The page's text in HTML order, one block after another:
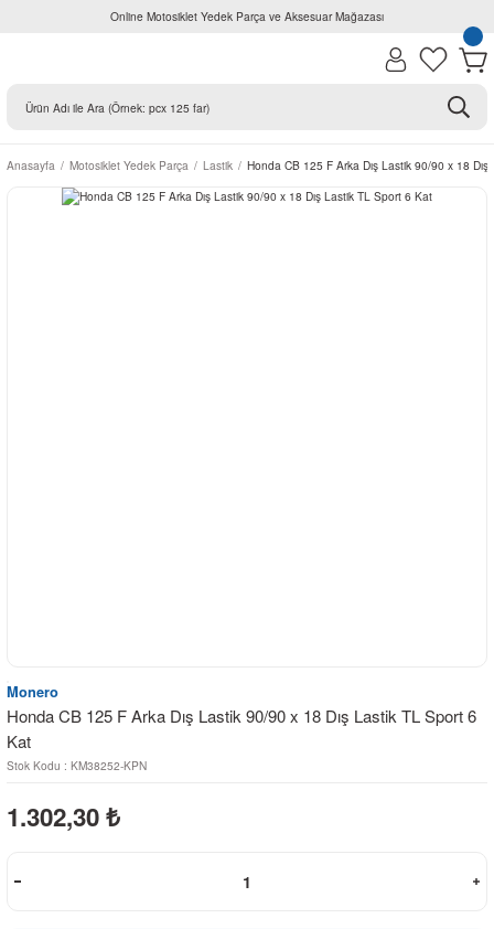
Online Motosiklet Yedek Parça ve Aksesuar Mağazası
Anasayfa Motosiklet Yedek Parça Lastik Honda CB 125 F Arka Dış Lastik 90/90 x 18
Monero
Honda CB 125 F Arka Dış Lastik 90/90 x 18 Dış Lastik TL Sport 6
Kat
Stok Kodu : KM38252-KPN
1.302,30 ₺